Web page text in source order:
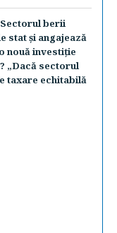
Sectorul berii
stat şi angajează
nouă investiţie
„Dacă sectorul
taxare echitabilă